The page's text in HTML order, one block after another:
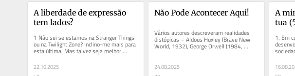
A liberdade de expressão
tem lados?
1 Não sei se estamos na Stranger Things
ou na Twilight Zone? Inclino-me mais para
esta última. Mas talvez seja melhor
22.10.2025
Não Pode Acontecer Aqui!
Vários autores descreveram realidades
distópicas – Aldous Huxley (Brave New
World, 1932), George Orwell (1984,
1949), Ray Bradbury (Fahrenheit...
24.08.2025
A
tua
1. Em